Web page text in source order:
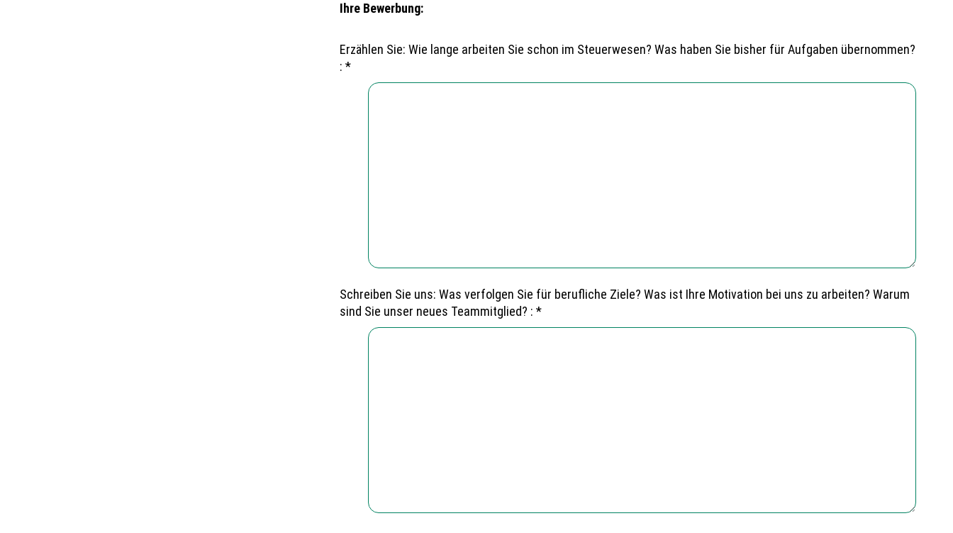
Ihre Bewerbung:
Erzählen Sie: Wie lange arbeiten Sie schon im Steuerwesen? Was haben Sie bisher für Aufgaben übernommen?
: *
Schreiben Sie uns: Was verfolgen Sie für berufliche Ziele? Was ist Ihre Motivation bei uns zu arbeiten? Warum
sind Sie unser neues Teammitglied? : *